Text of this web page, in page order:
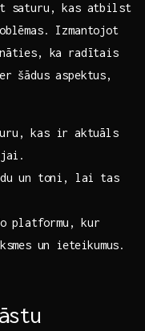
​saturu, kas ​atbilst
Izmantojot
ka radītais
šādus aspektus,‍
⁤kas ⁤ir ⁣aktuāls
un toni, lai tas
platformu, ​kur
un ⁤ieteikumus.